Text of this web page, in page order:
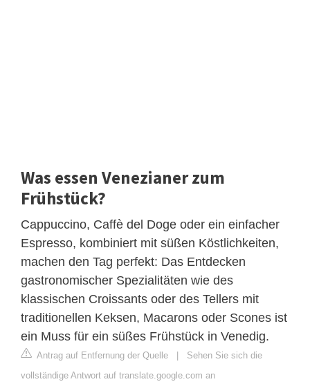
Was essen Venezianer zum
Frühstück?
Cappuccino, Caffè del Doge oder ein einfacher
Espresso, kombiniert mit süßen Köstlichkeiten,
machen den Tag perfekt: Das Entdecken
gastronomischer Spezialitäten wie des
klassischen Croissants oder des Tellers mit
traditionellen Keksen, Macarons oder Scones ist
ein Muss für ein süßes Frühstück in Venedig.
Antrag auf Entfernung der Quelle | Sehen Sie sich die
vollständige Antwort auf translate.google.com an